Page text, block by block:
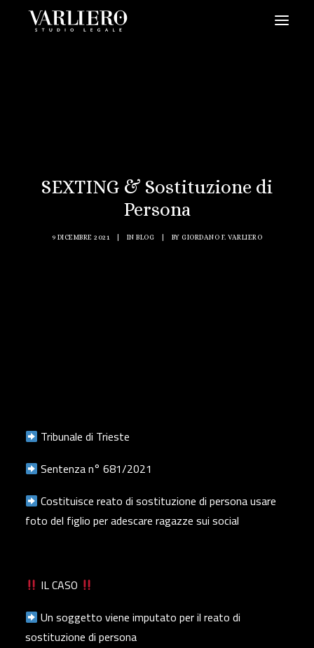
VIDEO
PRENDI UN APPUNTAMENTO
SEXTING & Sostituzione di
Persona
9 DICEMBRE 2021 INBLOG BY GIORDANO F. VARLIERO
Tribunale di Trieste
Sentenza n° 681/2021
Costituisce reato di sostituzione di persona usare
foto del figlio per adescare ragazze sui social
IL CASO
Un soggetto viene imputato per il reato di
sostituzione di persona